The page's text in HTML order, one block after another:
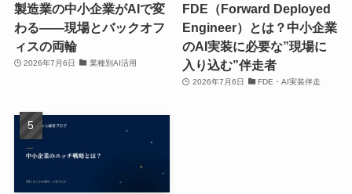
製造業の中小企業がAIで変
わる——現場とバックオフ
ィスの両輪
2026年7月6日 業種別AI活用
FDE（Forward Deployed
Engineer）とは？中小企業
のAI実装に必要な”現場に
入り込む”伴走者
2026年7月6日 FDE・AI実装伴走